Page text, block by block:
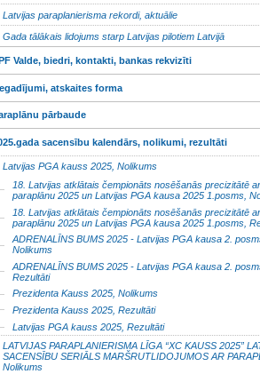
Latvijas paraplanierisma rekordi, aktuālie
Gada tālākais lidojums starp Latvijas pilotiem Latvijā
Valde, biedri, kontakti, bankas rekvizīti
atskaites forma
pārbaude
sacensību kalendārs, nolikumi, rezultāti
Latvijas PGA kauss 2025, Nolikums
18. Latvijas atklātais čempionāts nosēšanās precizitātē ar
paraplānu 2025 un Latvijas PGA kausa 2025 1.posms,
18. Latvijas atklātais čempionāts nosēšanās precizitātē ar
paraplānu 2025 un Latvijas PGA kausa 2025 1.posms,
ADRENALĪNS BUMS 2025 - Latvijas PGA kausa 2.
Nolikums
ADRENALĪNS BUMS 2025 - Latvijas PGA kausa 2.
Rezultāti
Prezidenta Kauss 2025, Nolikums
Prezidenta Kauss 2025, Rezultāti
Latvijas PGA kauss 2025, Rezultāti
LATVIJAS PARAPLANIERISMA LĪGA “XC KAUSS 2025”
SACENSĪBU SERIĀLS MARŠRUTLIDOJUMOS AR
Nolikums